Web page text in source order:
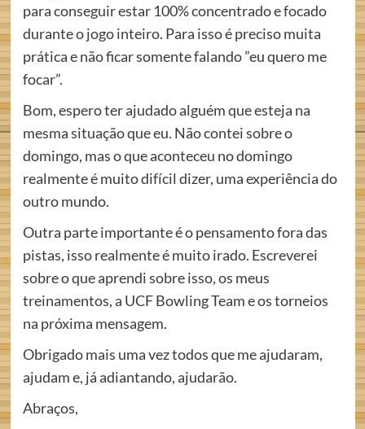
para conseguir estar 100% concentrado e focado
durante o jogo inteiro. Para isso é preciso muita
prática e não ficar somente falando ”eu quero me
focar”.
Bom, espero ter ajudado alguém que esteja na
mesma situação que eu. Não contei sobre o
domingo, mas o que aconteceu no domingo
realmente é muito difícil dizer, uma experiência do
outro mundo.
Outra parte importante é o pensamento fora das
pistas, isso realmente é muito irado. Escreverei
sobre o que aprendi sobre isso, os meus
treinamentos, a UCF Bowling Team e os torneios
na próxima mensagem.
Obrigado mais uma vez todos que me ajudaram,
ajudam e, já adiantando, ajudarão.
Abraços,